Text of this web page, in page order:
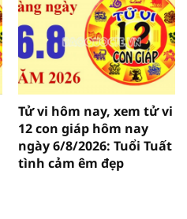
Tử vi hôm nay, xem tử vi
12 con giáp hôm nay
ngày 6/8/2026: Tuổi Tuất
tình cảm êm đẹp